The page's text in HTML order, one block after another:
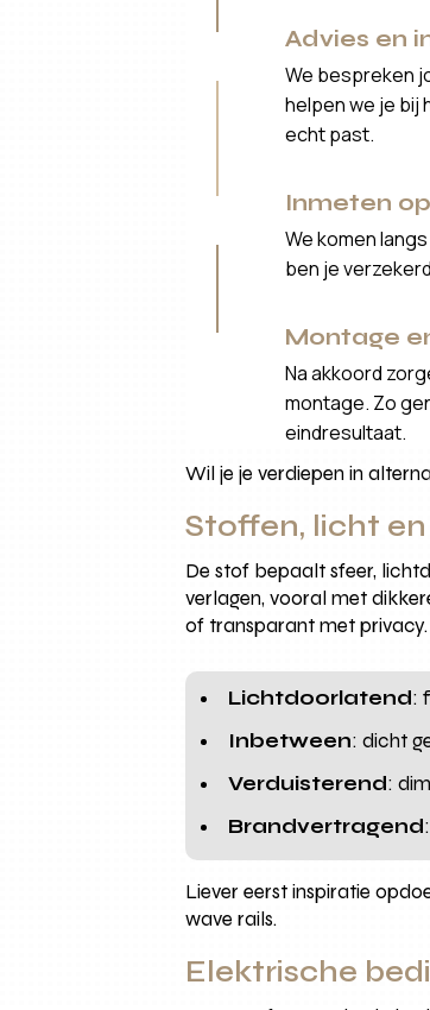
Advies en
We bespreken
helpen we je bij
echt past.
Inmeten
We komen
ben je
Montage
Na akkoord
montage. Zo
eindresultaat.
Wil je je verdiepen in
Stoffen, licht
De stof bepaalt sfeer,
verlagen, vooral met
of transparant met privacy.
Lichtdoorlatend:
Inbetween: dicht
Verduisterend:
Brandvertragend
Liever eerst inspiratie
wave rails.
Elektrische